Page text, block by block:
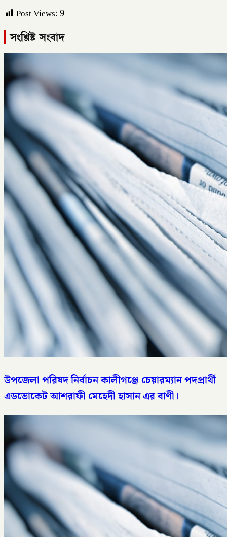
Post Views:9
সংশ্লিষ্ট সংবাদ
উপজেলা পরিষদ নির্বাচন কালীগঞ্জে চেয়ারম্যান পদপ্রার্থী
এডভোকেট আশরাফী মেহেদী হাসান এর বাণী।